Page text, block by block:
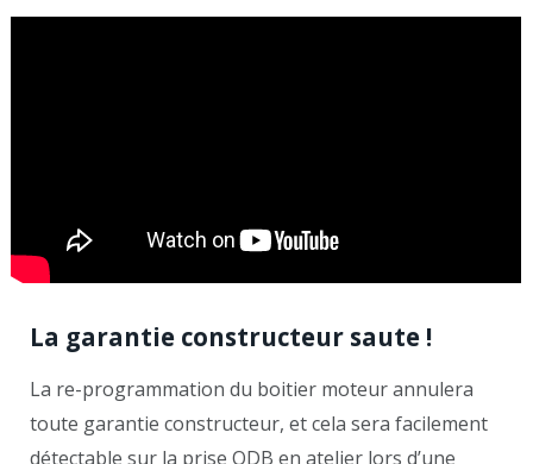
La garantie constructeur saute !
La re-programmation du boitier moteur annulera
toute garantie constructeur, et cela sera facilement
détectable sur la prise ODB en atelier lors d’une